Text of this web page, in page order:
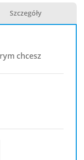
Szczegóły
chcesz